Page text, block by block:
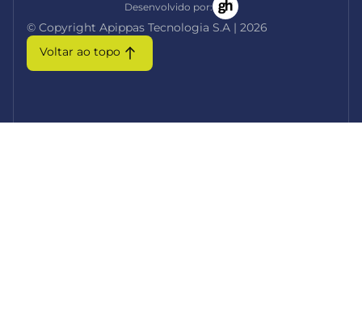
Desenvolvido por:
© Copyright Apippas Tecnologia S.A | 2026
Voltar ao topo